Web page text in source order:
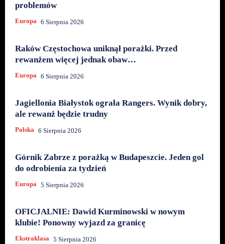
problemów
Europa 6 Sierpnia 2026
Raków Częstochowa uniknął porażki. Przed
rewanżem więcej jednak obaw…
Europa 6 Sierpnia 2026
Jagiellonia Białystok ograła Rangers. Wynik dobry,
ale rewanż będzie trudny
Polska 6 Sierpnia 2026
Górnik Zabrze z porażką w Budapeszcie. Jeden gol
do odrobienia za tydzień
Europa 5 Sierpnia 2026
OFICJALNIE: Dawid Kurminowski w nowym
klubie! Ponowny wyjazd za granicę
Ekstraklasa 5 Sierpnia 2026